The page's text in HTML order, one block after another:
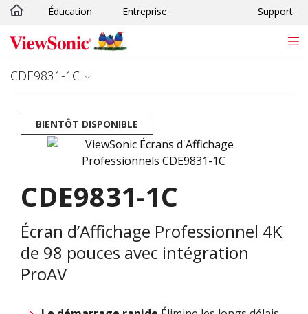
Passer au contenu principal
Éducation Entreprise Support
CDE9831-1C
BIENTÔT DISPONIBLE
CDE9831-1C
Écran d’Affichage Professionnel 4K
de 98 pouces avec intégration
ProAV